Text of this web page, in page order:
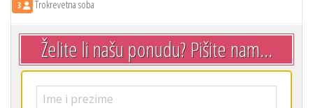
3 Trokrevetna soba
Želite li našu ponudu? Pišite nam...